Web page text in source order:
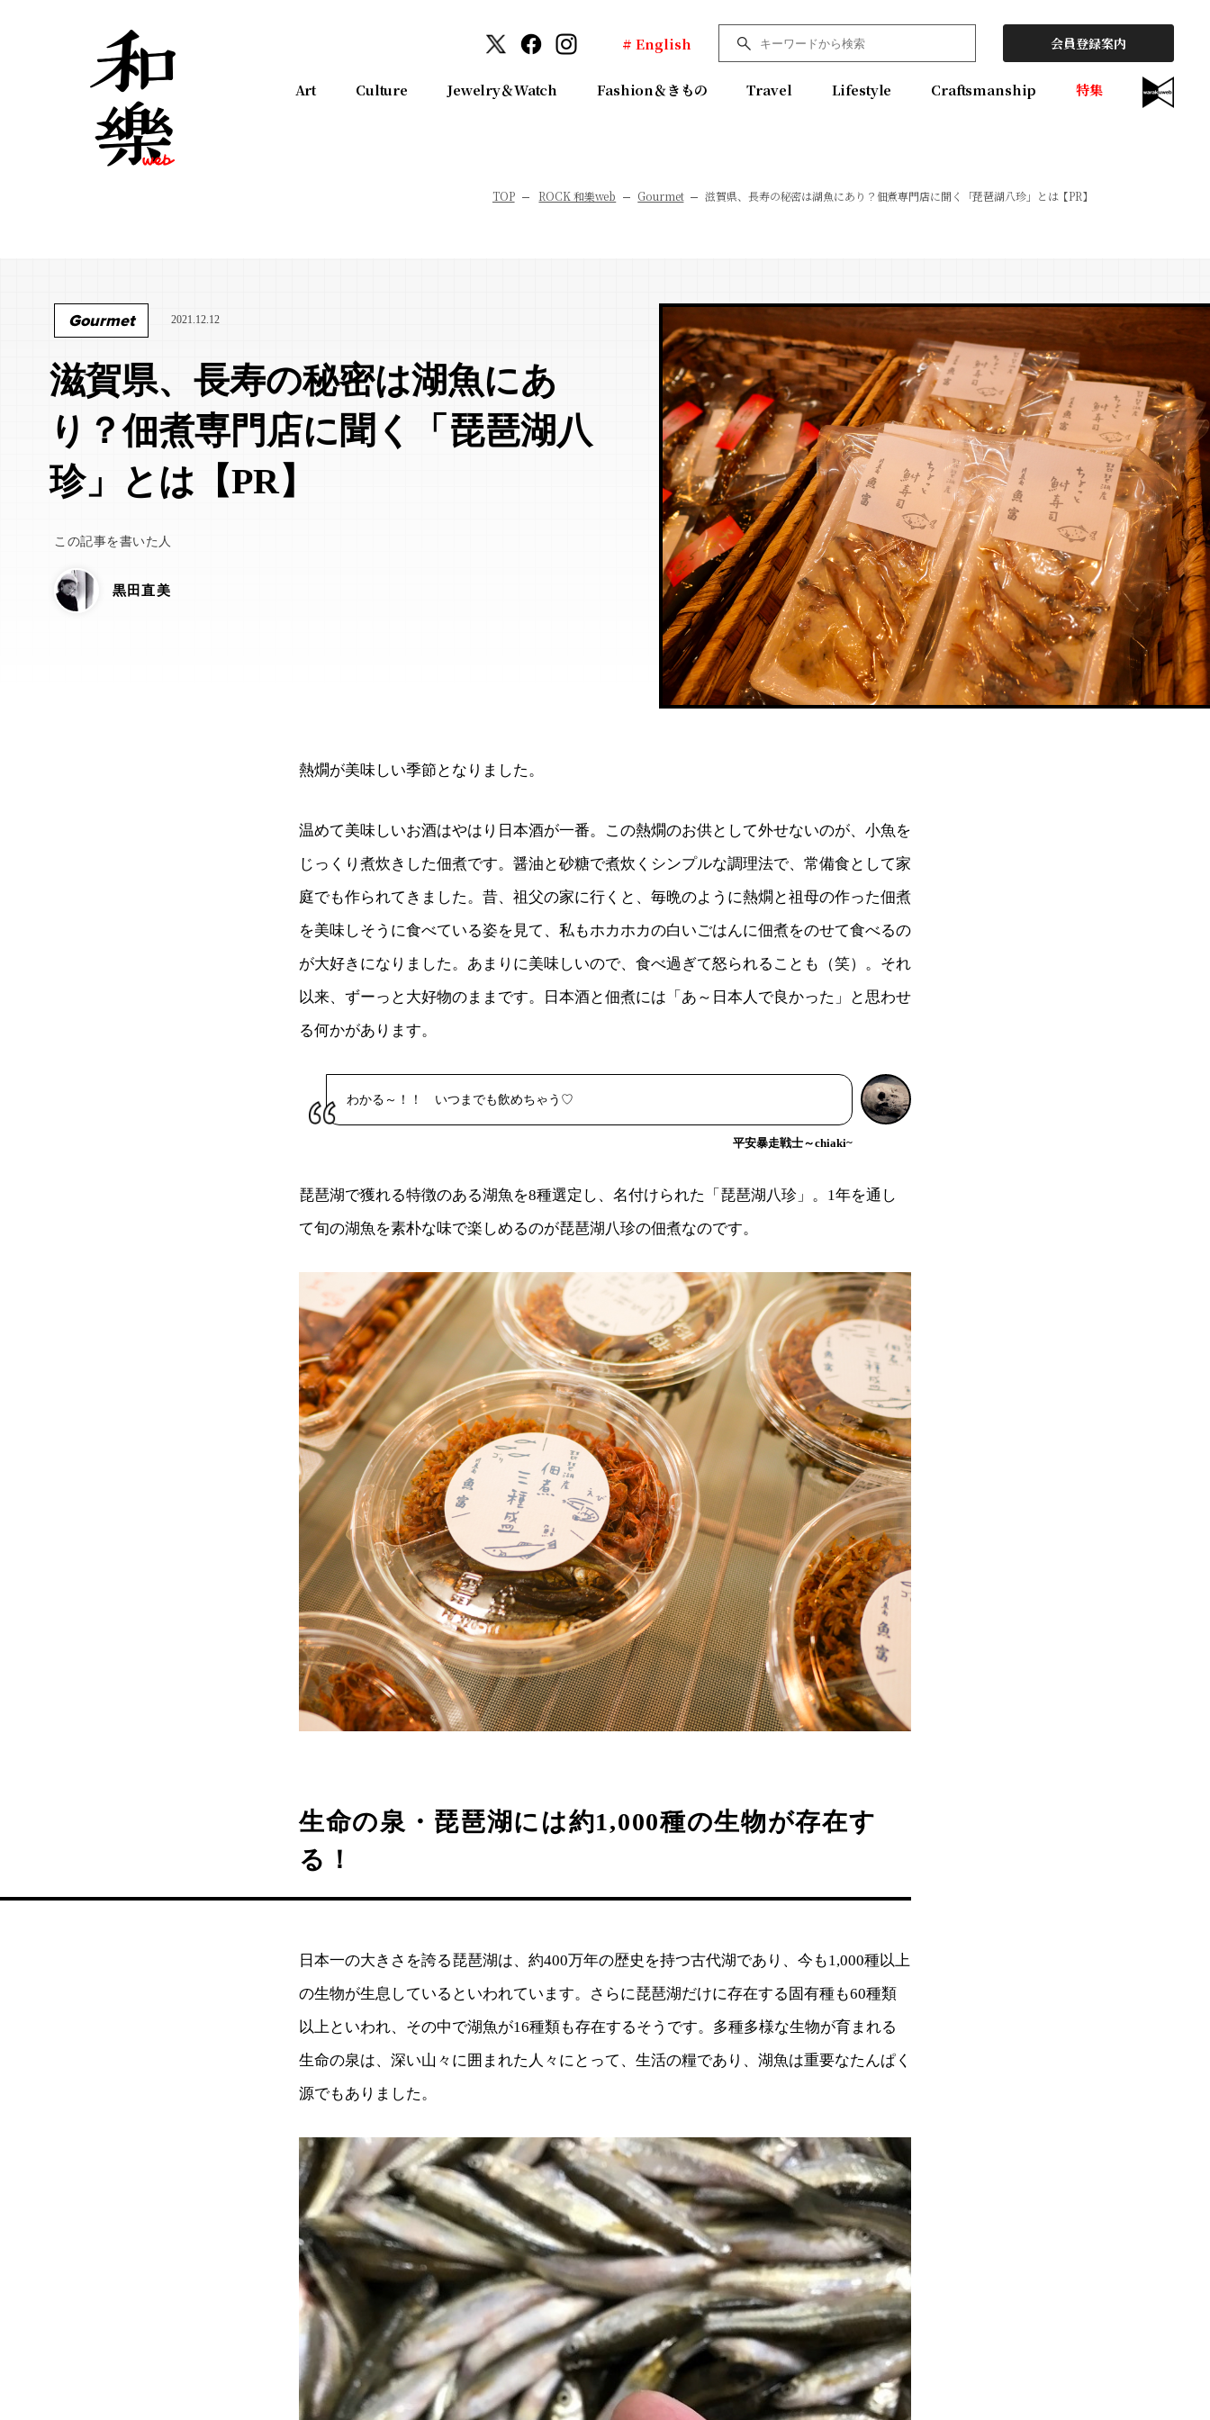
# English 会員登録案内
Art Culture Jewelry＆Watch Fashion＆きもの Travel Lifestyle Craftsmanship 特集
TOP ROCK 和樂web Gourmet 滋賀県、長寿の秘密は湖魚にあり？佃煮専門店に聞く「琵琶湖八珍」とは【PR】
Gourmet 2021.12.12
滋賀県、長寿の秘密は湖魚にあ
り？佃煮専門店に聞く「琵琶湖八
珍」とは【PR】
この記事を書いた人
黒田直美
熱燗が美味しい季節となりました。
温めて美味しいお酒はやはり日本酒が一番。この熱燗のお供として外せないのが、小魚を
じっくり煮炊きした佃煮です。醤油と砂糖で煮炊くシンプルな調理法で、常備食として家
庭でも作られてきました。昔、祖父の家に行くと、毎晩のように熱燗と祖母の作った佃煮
を美味しそうに食べている姿を見て、私もホカホカの白いごはんに佃煮をのせて食べるの
が大好きになりました。あまりに美味しいので、食べ過ぎて怒られることも（笑）。それ
以来、ずーっと大好物のままです。日本酒と佃煮には「あ～日本人で良かった」と思わせ
る何かがあります。
わかる～！！ いつまでも飲めちゃう♡
平安暴走戦士～chiaki~
琵琶湖で獲れる特徴のある湖魚を8種選定し、名付けられた「琵琶湖八珍」。1年を通し
て旬の湖魚を素朴な味で楽しめるのが琵琶湖八珍の佃煮なのです。
生命の泉・琵琶湖には約1,000種の生物が存在す
る！
日本一の大きさを誇る琵琶湖は、約400万年の歴史を持つ古代湖であり、今も1,000種以上
の生物が生息しているといわれています。さらに琵琶湖だけに存在する固有種も60種類
以上といわれ、その中で湖魚が16種類も存在するそうです。多種多様な生物が育まれる
生命の泉は、深い山々に囲まれた人々にとって、生活の糧であり、湖魚は重要なたんぱく
源でもありました。